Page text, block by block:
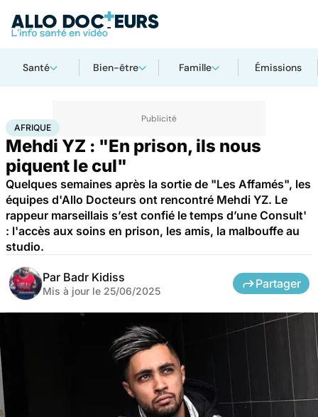
Santé Bien-être Famille Émissions
AccueilSanté
AFRIQUE
Mehdi YZ : "En prison, ils nous
piquent le cul"
Quelques semaines après la sortie de "Les Affamés", les
équipes d'Allo Docteurs ont rencontré Mehdi YZ. Le
rappeur marseillais s’est confié le temps d’une Consult'
: l'accès aux soins en prison, les amis, la malbouffe au
studio.
Par Badr Kidiss
Mis à jour le 25/06/2025
Partager